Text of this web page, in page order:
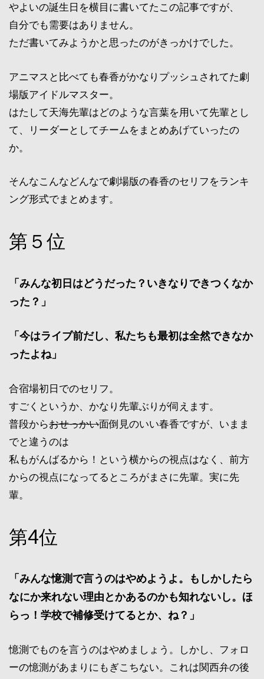
やよいの誕生日を横目に書いてたこの記事ですが、
自分でも需要はありません。
ただ書いてみようかと思ったのがきっかけでした。
アニマスと比べても春香がかなりプッシュされてた劇
場版アイドルマスター。
はたして天海先輩はどのような言葉を用いて先輩とし
て、リーダーとしてチームをまとめあげていったの
か。
そんなこんなどんなで劇場版の春香のセリフをランキ
ング形式でまとめます。
第５位
「みんな初日はどうだった？いきなりできつくなか
った？」
「今はライブ前だし、私たちも最初は全然できなか
ったよね」
合宿場初日でのセリフ。
すごくというか、かなり先輩ぶりが伺えます。
普段からおせっかい面倒見のいい春香ですが、いまま
でと違うのは
私もがんばるから！という横からの視点はなく、前方
からの視点になってるところがまさに先輩。実に先
輩。
第4位
「みんな憶測で言うのはやめようよ。もしかしたら
なにか来れない理由とかあるのかも知れないし。ほ
らっ！学校で補修受けてるとか、ね？」
憶測でものを言うのはやめましょう。しかし、フォロ
ーの憶測があまりにもぎこちない。これは関西弁の後